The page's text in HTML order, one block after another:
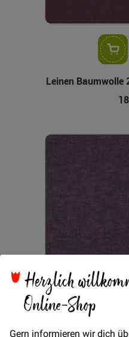
Herzlich
Online-Shop
Gern informieren wir dich
Leinen